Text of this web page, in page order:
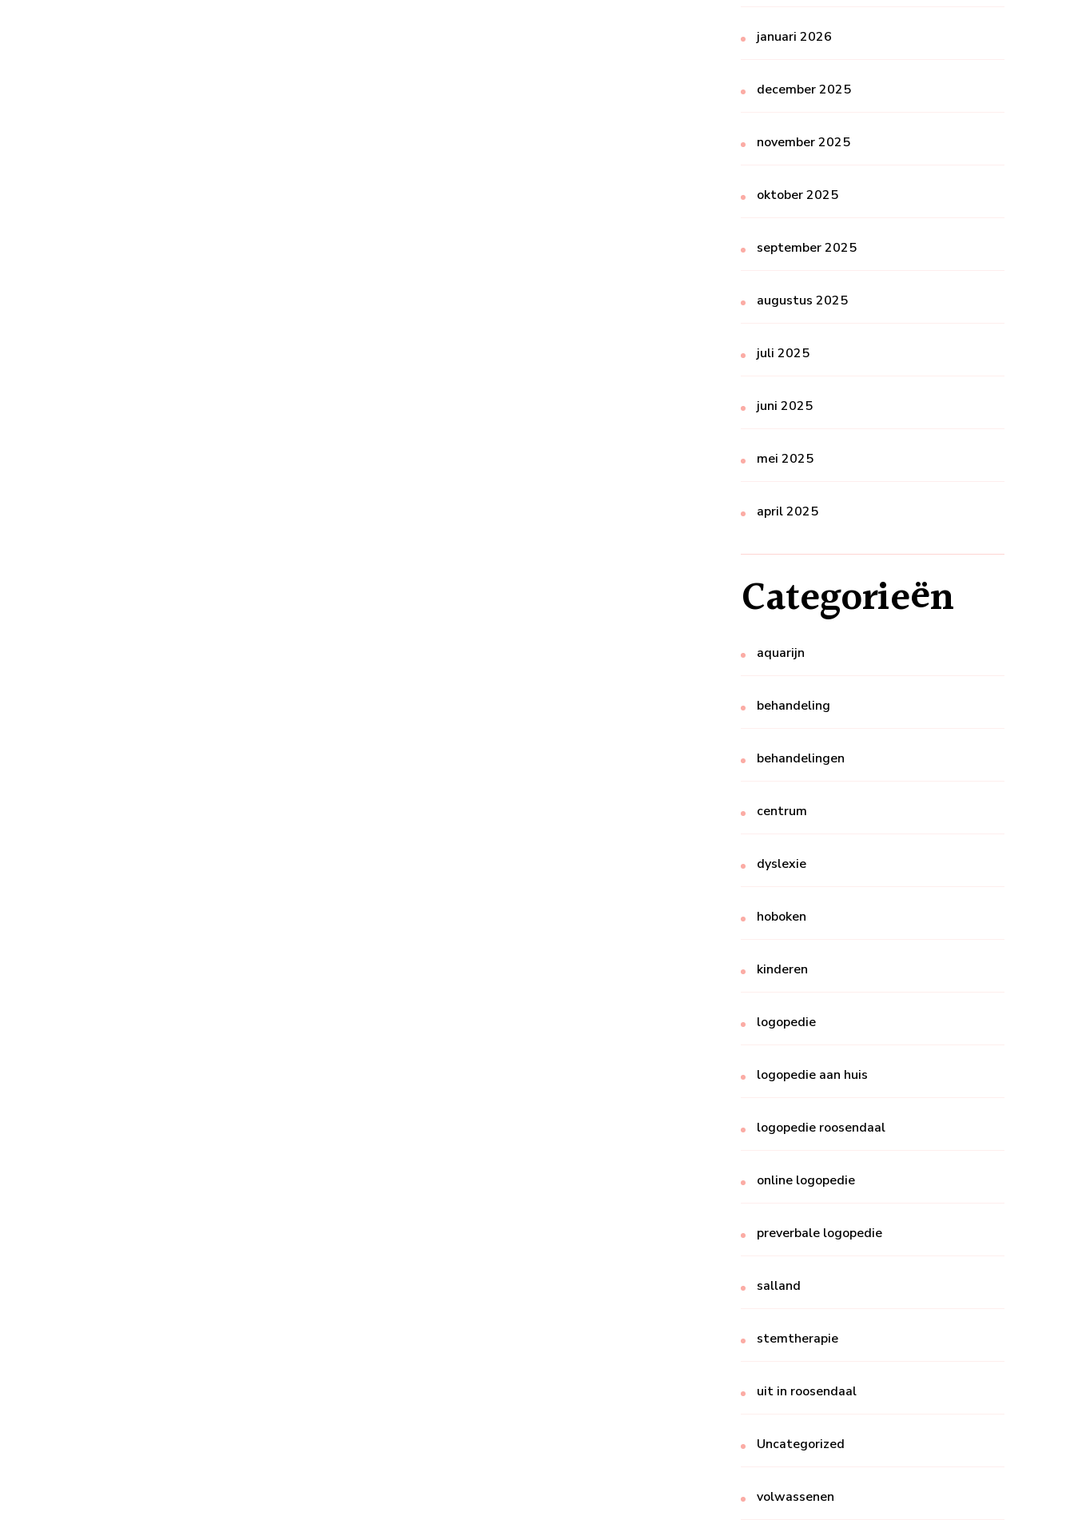
januari 2026
december 2025
november 2025
oktober 2025
september 2025
augustus 2025
juli 2025
juni 2025
mei 2025
april 2025
Categorieën
aquarijn
behandeling
behandelingen
centrum
dyslexie
hoboken
kinderen
logopedie
logopedie aan huis
logopedie roosendaal
online logopedie
preverbale logopedie
salland
stemtherapie
uit in roosendaal
Uncategorized
volwassenen